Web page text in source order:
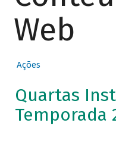
Web
Ações
Quartas
Temporada